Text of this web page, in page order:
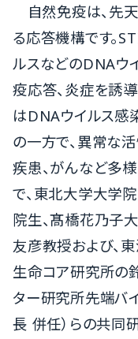
自然免疫は、先
る応答機構です。
ルスなどのDNAウ
疫応答、炎症を誘
はDNAウイルス感
の一方で、異常な
疾患、がんなど多
で、東北大学大学
院生、髙橋花乃子
友彦教授および、
生命コア研究所の
ター研究所先端バ
長 併任）らの共同